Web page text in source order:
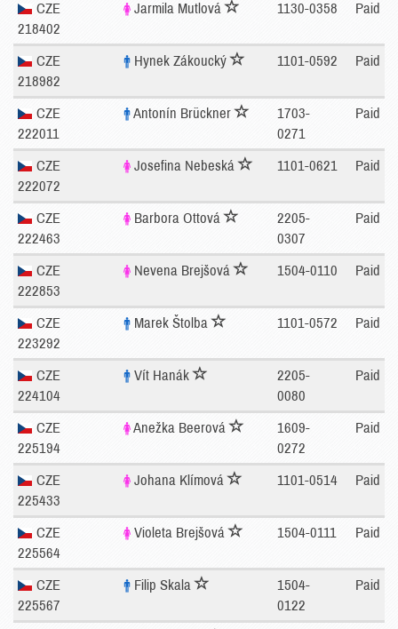
CZE
218402
Jarmila Mutlová 1130-0358 Paid
CZE
218982
Hynek Zákoucký 1101-0592 Paid
CZE
222011
Antonín Brückner
1703-
0271
Paid
CZE
222072
Josefina Nebeská 1101-0621 Paid
CZE
222463
Barbora Ottová
2205-
0307
Paid
CZE
222853
Nevena Brejšová 1504-0110 Paid
CZE
223292
Marek Štolba 1101-0572 Paid
CZE
224104
Vít Hanák
2205-
0080
Paid
CZE
225194
Anežka Beerová
1609-
0272
Paid
CZE
225433
Johana Klímová 1101-0514 Paid
CZE
225564
Violeta Brejšová 1504-0111 Paid
CZE
225567
Filip Skala
1504-
0122
Paid